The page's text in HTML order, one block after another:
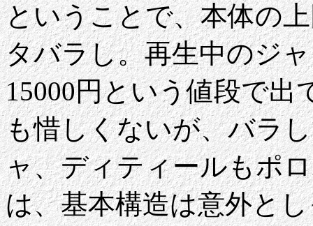
ということで、本体の
タバラし。再生中のジ
15000円という値段で
も惜しくないが、バラ
ャ、ディティールもポ
は、基本構造は意外と